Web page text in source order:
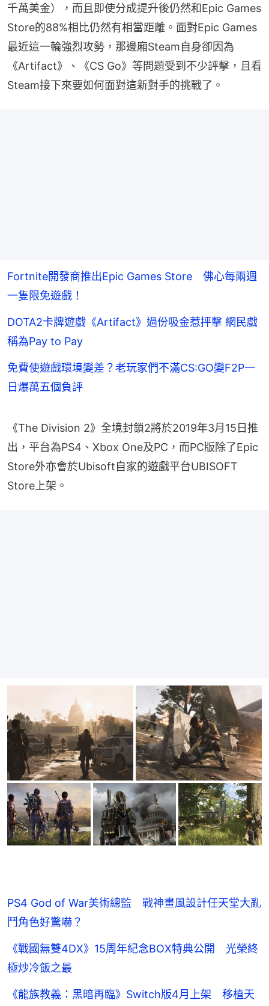
千萬美金），而且即使分成提升後仍然和Epic Games
Store的88%相比仍然有相當距離。面對Epic Games
最近這一輪強烈攻勢，那邊廂Steam自身卻因為
《Artifact》、《CS Go》等問題受到不少評擊，且看
Steam接下來要如何面對這新對手的挑戰了。
Fortnite開發商推出Epic Games Store 佛心每兩週
一隻限免遊戲！
DOTA2卡牌遊戲《Artifact》過份吸金惹抨擊 網民戲
稱為Pay to Pay
免費使遊戲環境變差？老玩家們不滿CS:GO變F2P一
日爆萬五個負評
《The Division 2》全境封鎖2將於2019年3月15日推
出，平台為PS4、Xbox One及PC，而PC版除了Epic
Store外亦會於Ubisoft自家的遊戲平台UBISOFT
Store上架。
PS4 God of War美術總監 戰神畫風設計任天堂大亂
鬥角色好驚嚇？
《戰國無雙4DX》15周年紀念BOX特典公開 光榮終
極炒冷飯之最
《龍族教義：黑暗再臨》Switch版4月上架 移植天